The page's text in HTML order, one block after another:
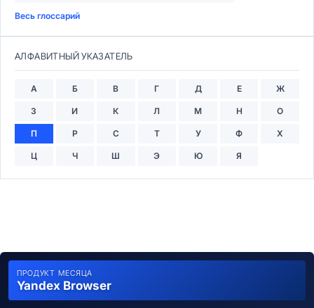
Весь глоссарий
АЛФАВИТНЫЙ УКАЗАТЕЛЬ
А Б В Г Д Е Ж
З И К Л М Н О
П Р С Т У Ф Х
Ц Ч Ш Э Ю Я
ПРОДУКТ МЕСЯЦА
Yandex Browser